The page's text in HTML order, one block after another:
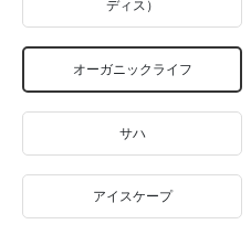
ディス）
オーガニックライフ
サハ
アイスケープ